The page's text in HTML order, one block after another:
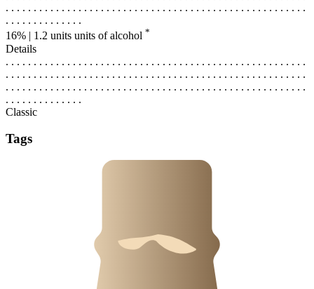
. . . . . . . . . . . . . . . . . . . . . . . . . . . . . . . . . . . . . . . . . . . . . . . . . . . . . .
. . . . . . . . . . . . . .
16% | 1.2 units units of alcohol *
Details
. . . . . . . . . . . . . . . . . . . . . . . . . . . . . . . . . . . . . . . . . . . . . . . . . . . . . .
. . . . . . . . . . . . . . . . . . . . . . . . . . . . . . . . . . . . . . . . . . . . . . . . . . . . . .
. . . . . . . . . . . . . . . . . . . . . . . . . . . . . . . . . . . . . . . . . . . . . . . . . . . . . .
. . . . . . . . . . . . . .
Classic
Tags